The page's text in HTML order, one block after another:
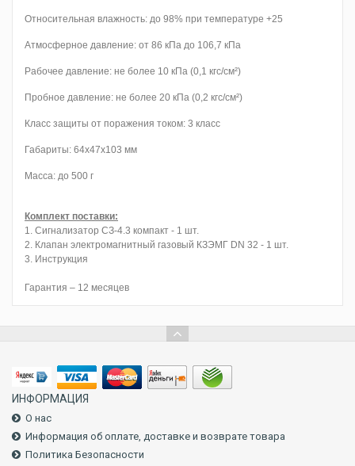
Относительная влажность: до 98% при температуре +25
Атмосферное давление: от 86 кПа до 106,7 кПа
Рабочее давление: не более 10 кПа (0,1 кгс/см²)
Пробное давление: не более 20 кПа (0,2 кгс/см²)
Класс защиты от поражения током: 3 класс
Габариты: 64х47х103 мм
Масса: до 500 г
Комплект поставки:
1. Сигнализатор СЗ-4.3 компакт - 1 шт.
2. Клапан электромагнитный газовый КЗЭМГ DN 32 - 1 шт.
3. Инструкция
Гарантия – 12 месяцев
ИНФОРМАЦИЯ
О нас
Информация об оплате, доставке и возврате товара
Политика Безопасности